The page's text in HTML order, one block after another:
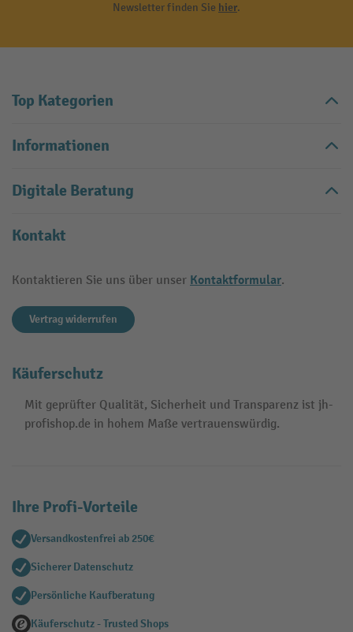
Newsletter finden Sie hier.
Top Kategorien
Informationen
Digitale Beratung
Kontakt
Kontaktieren Sie uns über unser Kontaktformular.
Vertrag widerrufen
Käuferschutz
Mit geprüfter Qualität, Sicherheit und Transparenz ist jh-
profishop.de in hohem Maße vertrauenswürdig.
Ihre Profi-Vorteile
Versandkostenfrei ab 250€
Sicherer Datenschutz
Persönliche Kaufberatung
Käuferschutz - Trusted Shops